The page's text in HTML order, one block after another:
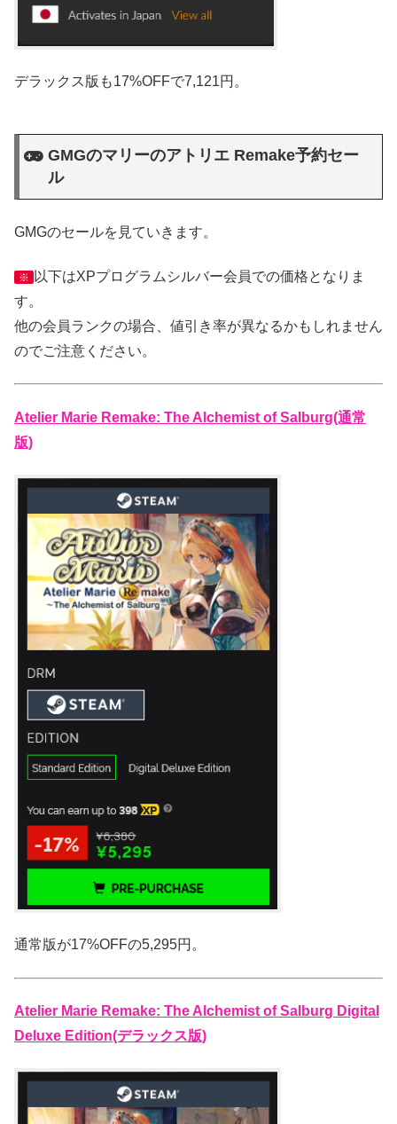
デラックス版も17%OFFで7,121円。
GMGのマリーのアトリエ Remake予約セー
ル
GMGのセールを見ていきます。
※
以下はXPプログラムシルバー会員での価格となりま
す。
他の会員ランクの場合、値引き率が異なるかもしれません
のでご注意ください。
Atelier Marie Remake: The Alchemist of Salburg(通常
版)
通常版が17%OFFの5,295円。
Atelier Marie Remake: The Alchemist of Salburg Digital
Deluxe Edition(デラックス版)